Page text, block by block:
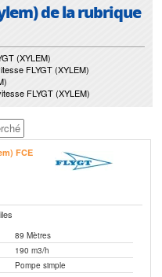
de la rubrique
(XYLEM)
FLYGT (XYLEM)
FLYGT (XYLEM)
89 Mètres
190 m3/h
Pompe simple